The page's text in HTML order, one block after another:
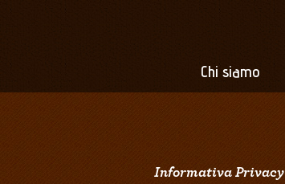
Chi siamo
Informativa Privacy